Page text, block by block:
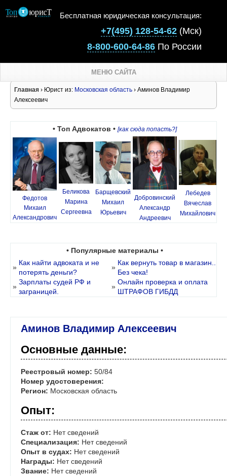
Бесплатная юридическая консультация:
+7(495) 128-54-62 (Мск)
8-800-600-64-86 По России
МЕНЮ САЙТА
Главная › Юрист из: Московская область › Аминов Владимир
Алексеевич
• Топ Адвокатов • [как сюда попасть?]
Федотов
Михаил
Александрович
Беликова
Марина
Сергеевна
Барщевский
Михаил
Юрьевич
Добровинский
Александр
Андреевич
Лебедев
Вячеслав
Михайлович
• Популярные материалы •
»
Как найти адвоката и не
потерять деньги?
»
Как вернуть товар в магазин..
Без чека!
»
Зарплаты судей РФ и
заграницей.
»
Онлайн проверка и оплата
ШТРАФОВ ГИБДД
Аминов Владимир Алексеевич
Основные данные:
Реестровый номер: 50/84
Номер удостоверения:
Регион: Московская область
Опыт:
Стаж от: Нет сведений
Специализация: Нет сведений
Опыт в судах: Нет сведений
Награды: Нет сведений
Звание: Нет сведений